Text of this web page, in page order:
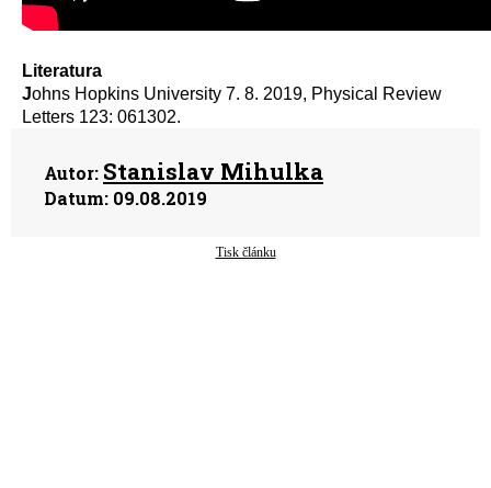
Literatura
Johns Hopkins University 7. 8. 2019, Physical Review
Letters 123: 061302.
Autor: Stanislav Mihulka
Datum: 09.08.2019
Tisk článku